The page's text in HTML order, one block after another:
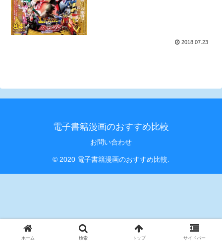
2018.07.23
電子書籍漫画のおすすめ比較
お問い合わせ
© 2020 電子書籍漫画のおすすめ比較.
ホーム 検索 トップ サイドバー